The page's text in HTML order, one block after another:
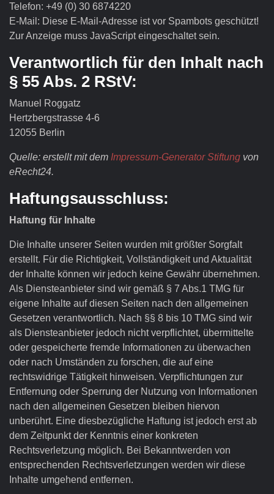
Telefon: +49 (0) 30 6874220
E-Mail: Diese E-Mail-Adresse ist vor Spambots geschützt!
Zur Anzeige muss JavaScript eingeschaltet sein.
Verantwortlich für den Inhalt nach
§ 55 Abs. 2 RStV:
Manuel Roggatz
Hertzbergstrasse 4-6
12055 Berlin
Quelle: erstellt mit dem Impressum-Generator Stiftung von
eRecht24.
Haftungsausschluss:
Haftung für Inhalte
Die Inhalte unserer Seiten wurden mit größter Sorgfalt
erstellt. Für die Richtigkeit, Vollständigkeit und Aktualität
der Inhalte können wir jedoch keine Gewähr übernehmen.
Als Diensteanbieter sind wir gemäß § 7 Abs.1 TMG für
eigene Inhalte auf diesen Seiten nach den allgemeinen
Gesetzen verantwortlich. Nach §§ 8 bis 10 TMG sind wir
als Diensteanbieter jedoch nicht verpflichtet, übermittelte
oder gespeicherte fremde Informationen zu überwachen
oder nach Umständen zu forschen, die auf eine
rechtswidrige Tätigkeit hinweisen. Verpflichtungen zur
Entfernung oder Sperrung der Nutzung von Informationen
nach den allgemeinen Gesetzen bleiben hiervon
unberührt. Eine diesbezügliche Haftung ist jedoch erst ab
dem Zeitpunkt der Kenntnis einer konkreten
Rechtsverletzung möglich. Bei Bekanntwerden von
entsprechenden Rechtsverletzungen werden wir diese
Inhalte umgehend entfernen.